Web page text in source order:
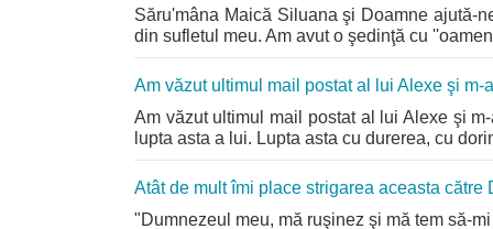
Săru'mâna Maică Siluana şi Doamne ajută-
din sufletul meu. Am avut o şedinţă cu
Am văzut ultimul mail postat al lui Alexe şi m-
Am văzut ultimul mail postat al lui Alexe şi
lupta asta a lui. Lupta asta cu durerea, cu
Atât de mult îmi place strigarea aceasta către
"Dumnezeul meu, mă ruşinez şi mă tem să-